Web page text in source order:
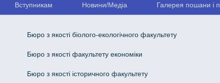
Вступникам Новини/Медіа Галерея пошани і
Бюро з якості біолого-екологічного факультету
Бюро з якості факультету економіки
Бюро з якості історичного факультету